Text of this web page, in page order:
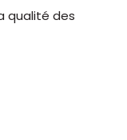
qualité des